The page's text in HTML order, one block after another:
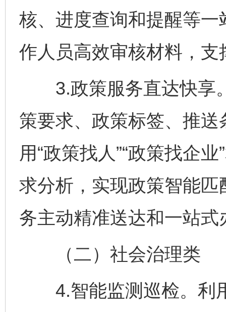
核、进度查询和提醒等
作人员高效审核材料，
3.政策服务直达快享
策要求、政策标签、推
用“政策找人”“政策找企
求分析，实现政策智能
务主动精准送达和一站式
（二）社会治理类
4.智能监测巡检。利